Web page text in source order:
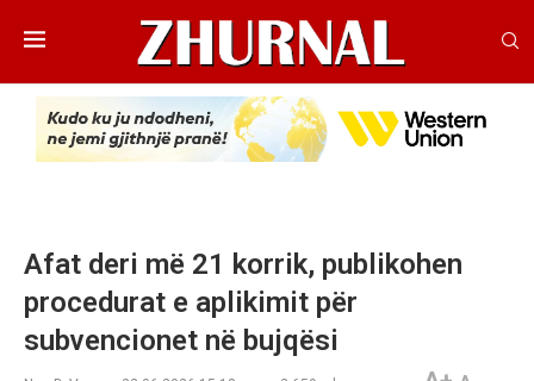
Afat deri më 21 korrik, publikohen
procedurat e aplikimit për
subvencionet në bujqësi